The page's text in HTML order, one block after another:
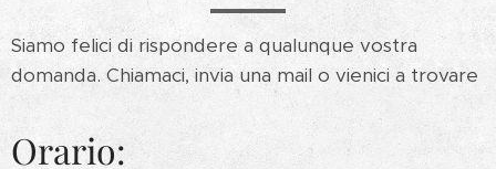
Siamo felici di rispondere a qualunque vostra
domanda. Chiamaci, invia una mail o vienici a trovare
Orario: